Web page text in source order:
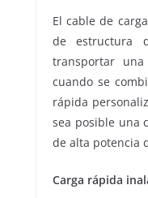
El cable de
de estructura
transportar
cuando se
rápida
sea posible una
de alta potencia
Carga rápida